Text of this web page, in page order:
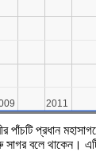
2011
2011
পাঁচটি প্রধান
বলে থাকেন।